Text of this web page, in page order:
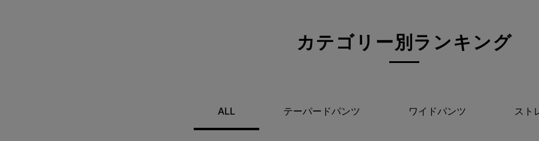
カテゴリー別ランキング
ALL テーパードパンツ ワイドパンツ スト